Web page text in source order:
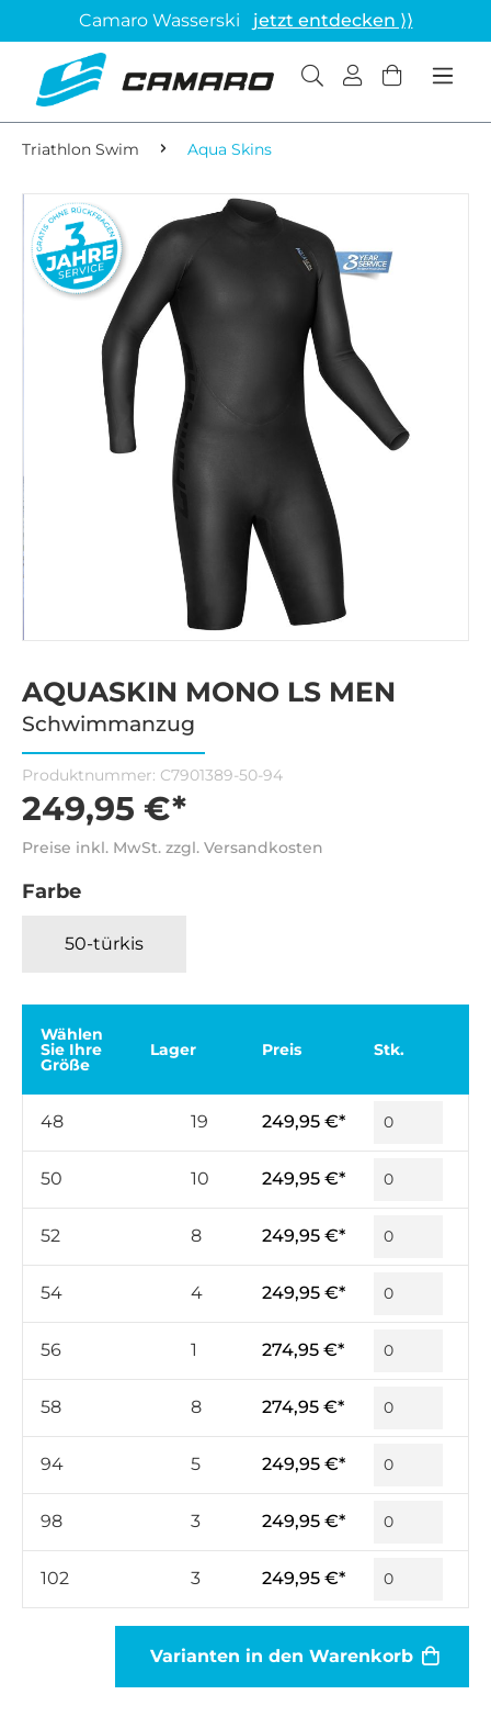
Camaro Wasserski jetzt entdecken ⟩⟩
Triathlon Swim Aqua Skins
AQUASKIN MONO LS MEN
Schwimmanzug
Produktnummer: C7901389-50-94
249,95 €*
Preise inkl. MwSt. zzgl. Versandkosten
Farbe
50-türkis
Wählen
Sie Ihre
Größe
Lager Preis Stk.
48 19 249,95 €*
50 10 249,95 €*
52 8 249,95 €*
54 4 249,95 €*
56 1 274,95 €*
58 8 274,95 €*
94 5 249,95 €*
98 3 249,95 €*
102 3 249,95 €*
Varianten in den Warenkorb